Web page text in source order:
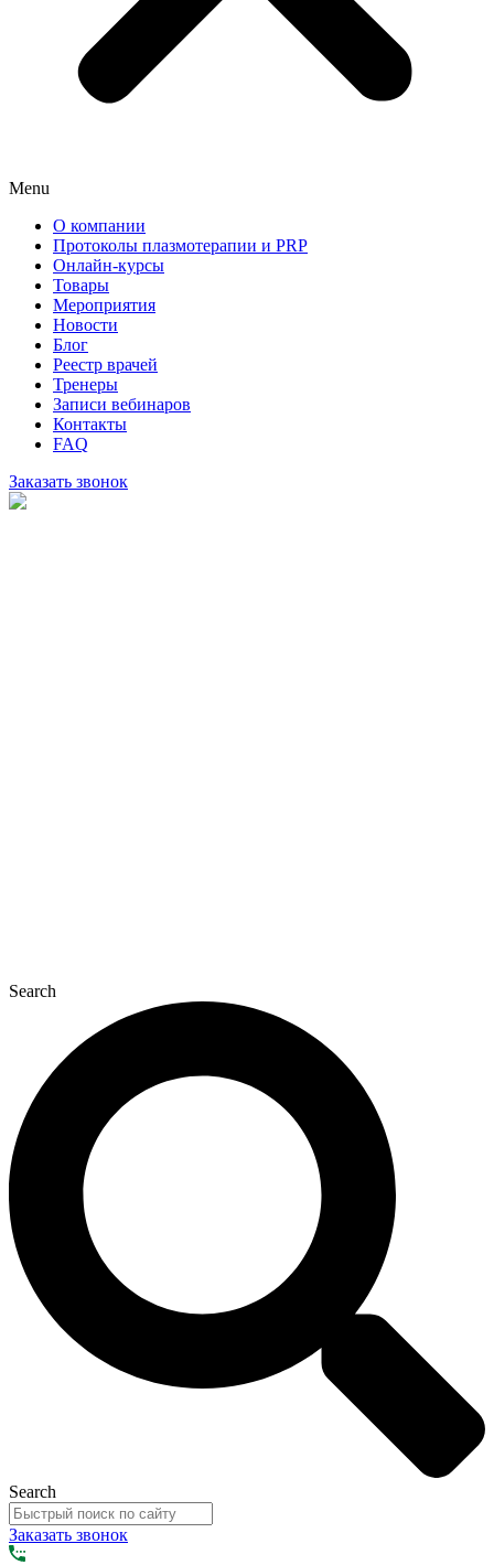
Menu
О компании
Протоколы плазмотерапии и PRP
Онлайн-курсы
Товары
Мероприятия
Новости
Блог
Реестр врачей
Тренеры
Записи вебинаров
Контакты
FAQ
Заказать звонок
Search
Search
Заказать звонок